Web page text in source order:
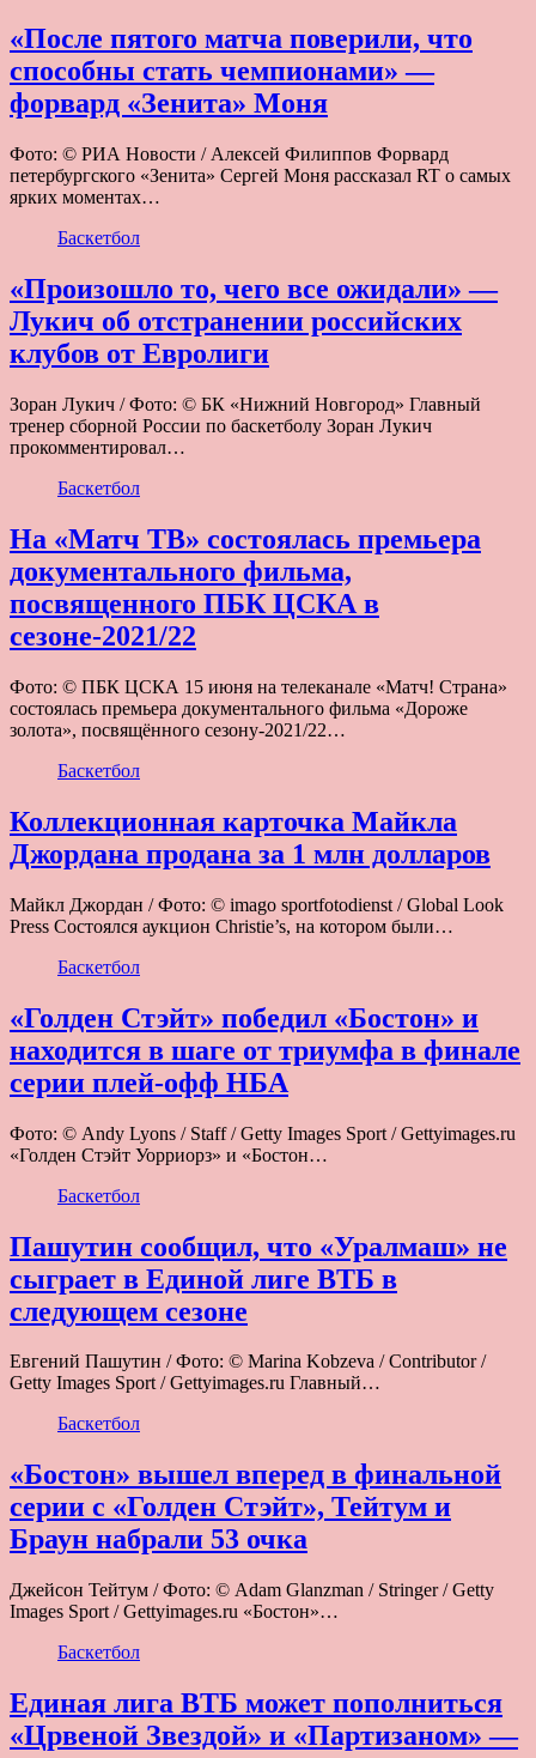
«После пятого матча поверили, что
способны стать чемпионами» —
форвард «Зенита» Моня
Фото: © РИА Новости / Алексей Филиппов Форвард
петербургского «Зенита» Сергей Моня рассказал RT о самых
ярких моментах…
Баскетбол
«Произошло то, чего все ожидали» —
Лукич об отстранении российских
клубов от Евролиги
Зоран Лукич / Фото: © БК «Нижний Новгород» Главный
тренер сборной России по баскетболу Зоран Лукич
прокомментировал…
Баскетбол
На «Матч ТВ» состоялась премьера
документального фильма,
посвященного ПБК ЦСКА в
сезоне-2021/22
Фото: © ПБК ЦСКА 15 июня на телеканале «Матч! Страна»
состоялась премьера документального фильма «Дороже
золота», посвящённого сезону-2021/22…
Баскетбол
Коллекционная карточка Майкла
Джордана продана за 1 млн долларов
Майкл Джордан / Фото: © imago sportfotodienst / Global Look
Press Состоялся аукцион Christie’s, на котором были…
Баскетбол
«Голден Стэйт» победил «Бостон» и
находится в шаге от триумфа в финале
серии плей-офф НБА
Фото: © Andy Lyons / Staff / Getty Images Sport / Gettyimages.ru
«Голден Стэйт Уорриорз» и «Бостон…
Баскетбол
Пашутин сообщил, что «Уралмаш» не
сыграет в Единой лиге ВТБ в
следующем сезоне
Евгений Пашутин / Фото: © Marina Kobzeva / Contributor /
Getty Images Sport / Gettyimages.ru Главный…
Баскетбол
«Бостон» вышел вперед в финальной
серии с «Голден Стэйт», Тейтум и
Браун набрали 53 очка
Джейсон Тейтум / Фото: © Adam Glanzman / Stringer / Getty
Images Sport / Gettyimages.ru «Бостон»…
Баскетбол
Единая лига ВТБ может пополниться
«Црвеной Звездой» и «Партизаном» —